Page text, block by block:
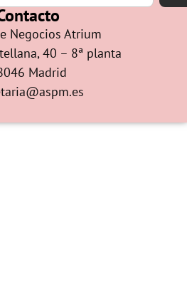
Negocios Atrium
40 – 8ª planta
Madrid